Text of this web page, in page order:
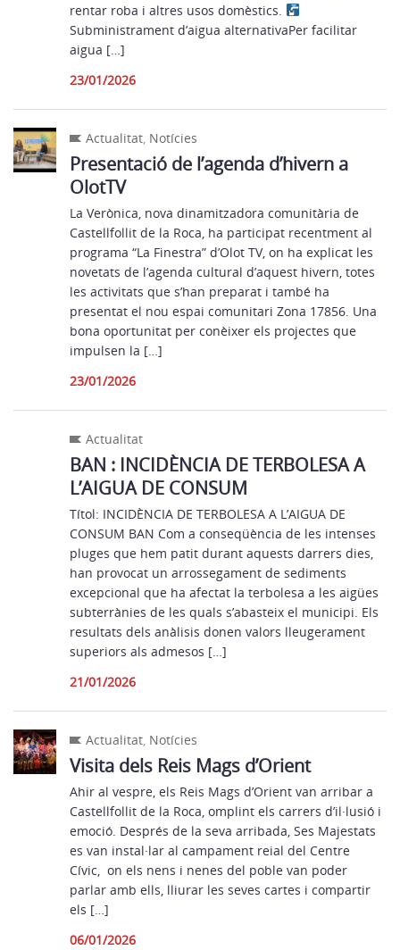
rentar roba i altres usos domèstics.
Subministrament d’aigua alternativaPer facilitar
aigua […]
23/01/2026
Actualitat, Notícies
Presentació de l’agenda d’hivern a
OlotTV
La Verònica, nova dinamitzadora comunitària de
Castellfollit de la Roca, ha participat recentment al
programa “La Finestra” d’Olot TV, on ha explicat les
novetats de l’agenda cultural d’aquest hivern, totes
les activitats que s’han preparat i també ha
presentat el nou espai comunitari Zona 17856. Una
bona oportunitat per conèixer els projectes que
impulsen la […]
23/01/2026
Actualitat
BAN : INCIDÈNCIA DE TERBOLESA A
L’AIGUA DE CONSUM
Títol: INCIDÈNCIA DE TERBOLESA A L’AIGUA DE
CONSUM BAN Com a conseqüència de les intenses
pluges que hem patit durant aquests darrers dies,
han provocat un arrossegament de sediments
excepcional que ha afectat la terbolesa a les aigües
subterrànies de les quals s’abasteix el municipi. Els
resultats dels anàlisis donen valors lleugerament
superiors als admesos […]
21/01/2026
Actualitat, Notícies
Visita dels Reis Mags d’Orient
Ahir al vespre, els Reis Mags d’Orient van arribar a
Castellfollit de la Roca, omplint els carrers d’il·lusió i
emoció. Després de la seva arribada, Ses Majestats
es van instal·lar al campament reial del Centre
Cívic, on els nens i nenes del poble van poder
parlar amb ells, lliurar les seves cartes i compartir
els […]
06/01/2026